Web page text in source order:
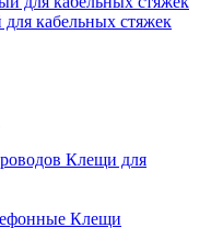
кабельных стяжек
Клещи для
Клещи